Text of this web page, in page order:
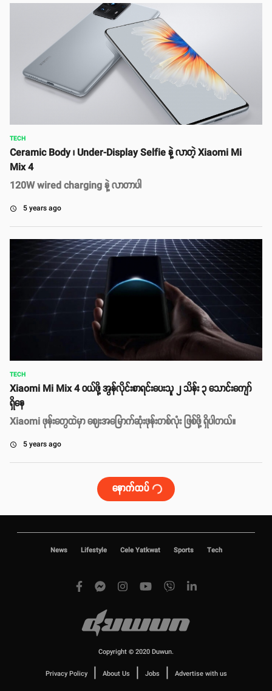
TECH
Ceramic Body ၊ Under-Display Selfie နဲ့ လာတဲ့ Xiaomi Mi
Mix 4
120W wired charging နဲ့ လာတာပါ
access_time 5 years ago
TECH
Xiaomi Mi Mix 4 ဝယ်ဖို့ အွန်လိုင်းစာရင်းပေးသူ ၂ သိန်း ၃ သောင်းကျော်
ရှိနေ
Xiaomi ဖုန်းတွေထဲမှာ ဈေးအမြောက်ဆုံးဖုန်းတစ်လုံး ဖြစ်ဖို့ ရှိပါတယ်။
access_time 5 years ago
နောက်ထပ်
News Lifestyle Cele Yatkwat Sports Tech
Copyright © 2020 Duwun.
Privacy Policy | About Us | Jobs | Advertise with us